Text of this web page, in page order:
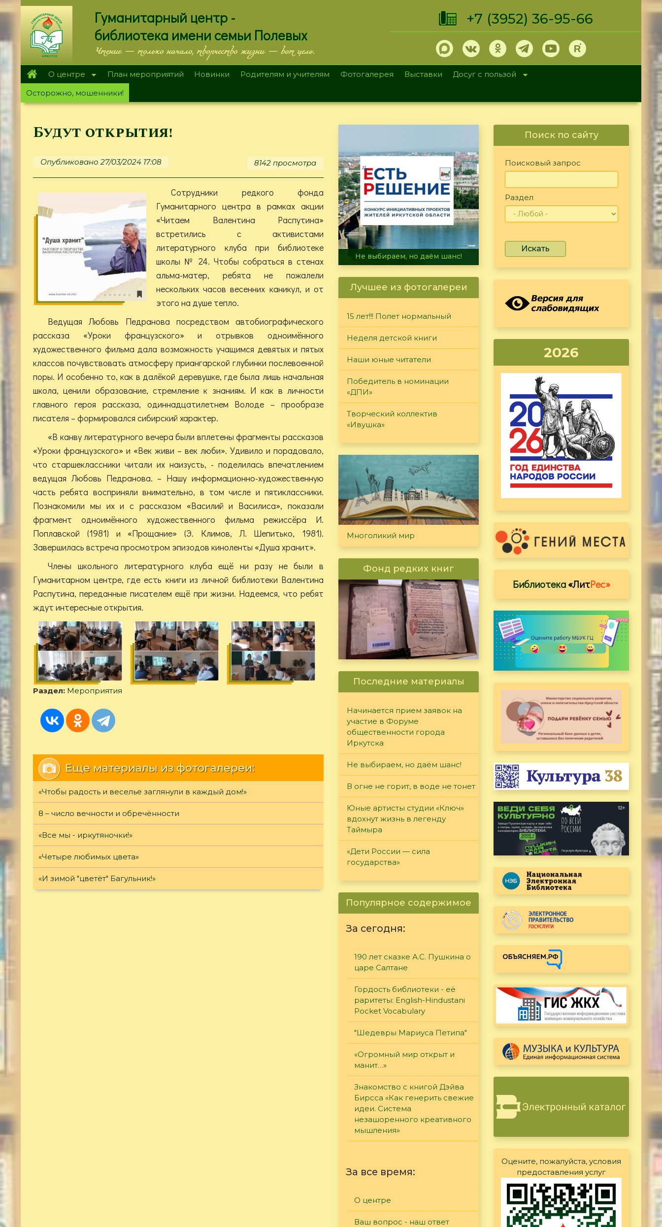
Перейти
к
основному
содержанию
Гуманитарный центр -
библиотека имени семьи Полевых
Чтение — только начало, творчество жизни — вот цель.
+7 (3952) 36-95-66
О центре План мероприятий Новинки Родителям и учителям Фотогалерея Выставки
Досуг с пользой
Осторожно, мошенники!
Будут открытия!
Опубликовано 27/03/2024 17:08 8142 просмотра
Сотрудники редкого фонда
Гуманитарного центра в рамках акции
«Читаем Валентина Распутина»
встретились с активистами
литературного клуба при библиотеке
школы № 24. Чтобы собраться в стенах
альма-матер, ребята не пожалели
нескольких часов весенних каникул, и от
этого на душе тепло.
Ведущая Любовь Педранова посредством автобиографического
рассказа «Уроки французского» и отрывков одноимённого
художественного фильма дала возможность учащимся девятых и пятых
классов почувствовать атмосферу приангарской глубинки послевоенной
поры. И особенно то, как в далёкой деревушке, где была лишь начальная
школа, ценили образование, стремление к знаниям. И как в личности
главного героя рассказа, одиннадцатилетнем Володе – прообразе
писателя – формировался сибирский характер.
«В канву литературного вечера были вплетены фрагменты рассказов
«Уроки французского» и «Век живи – век люби». Удивило и порадовало,
что старшеклассники читали их наизусть, - поделилась впечатлением
ведущая Любовь Педранова. – Нашу информационно-художественную
часть ребята восприняли внимательно, в том числе и пятиклассники.
Познакомили мы их и с рассказом «Василий и Василиса», показали
фрагмент одноимённого художественного фильма режиссёра И.
Поплавской (1981) и «Прощание» (Э. Климов, Л. Шепитько, 1981).
Завершилась встреча просмотром эпизодов киноленты «Душа хранит».
Члены школьного литературного клуба ещё ни разу не были в
Гуманитарном центре, где есть книги из личной библиотеки Валентина
Распутина, переданные писателем ещё при жизни. Надеемся, что ребят
ждут интересные открытия.
Раздел: Мероприятия
Еще материалы из фотогалереи:
«Чтобы радость и веселье заглянули в каждый дом!»
8 – число вечности и обречённости
«Все мы - иркутяночки!»
«Четыре любимых цвета»
«И зимой "цветёт" Багульник!»
В огне не горит, в воде не тонет
Лучшее из фотогалереи
15 лет!!! Полет нормальный
Неделя детской книги
Наши юные читатели
Победитель в номинации
«ДПИ»
Творческий коллектив
«Ивушка»
Многоликий мир
Фонд редких книг
Последние материалы
Начинается прием заявок на
участие в Форуме
общественности города
Иркутска
Не выбираем, но даём шанс!
В огне не горит, в воде не тонет
Юные артисты студии «Ключ»
вдохнут жизнь в легенду
Таймыра
«Дети России — сила
государства»
Популярное содержимое
За сегодня:
190 лет сказке А.С. Пушкина о
царе Салтане
Гордость библиотеки - её
раритеты: English-Hindustani
Pocket Vocabulary
"Шедевры Мариуса Петипа"
«Огромный мир открыт и
манит…»
Знакомство с книгой Дэйва
Бирсса «Как генерить свежие
идеи. Система
незашоренного креативного
мышления»
За все время:
О центре
Ваш вопрос - наш ответ
Поиск по сайту
Поисковый запрос
Раздел
Искать
2026
Библиотека«ЛитРес»
Оцените, пожалуйста, условия
предоставления услуг